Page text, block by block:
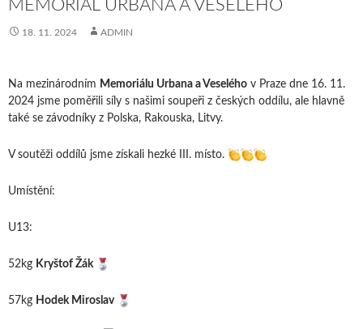
MEMORIÁL URBANA A VESELÉHO
18. 11. 2024 ADMIN
Na mezinárodním Memoriálu Urbana a Veselého v Praze dne 16. 11.
2024 jsme poměřili síly s našimi soupeři z českých oddílu, ale hlavně
také se závodníky z Polska, Rakouska, Litvy.
V soutěži oddílů jsme získali hezké III. místo.
Umístění:
U13:
52kg Kryštof Žák
57kg Hodek Miroslav